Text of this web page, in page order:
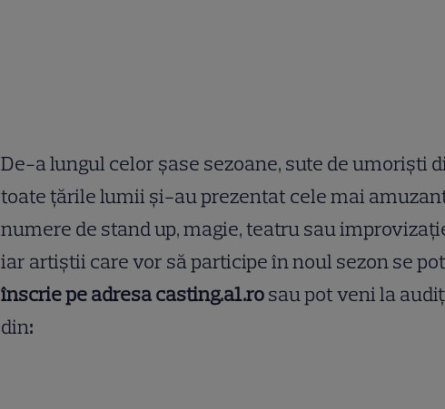
De-a lungul celor şase sezoane, sute de umoriști
toatețările lumii și-au prezentat cele mai
numere de stand up, magie, teatru sau improvizaț
iar artiștii care vor să participe în noul sezon se pot
înscrie pe adresa casting.a1.rosau pot veni la audiț
din: